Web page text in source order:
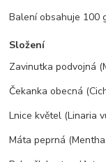
Balení obsahuje 100
Složení
Zavinutka podvojná
Čekanka obecná
Lnice květel (Linaria
Máta peprná